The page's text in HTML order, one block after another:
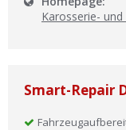
Karosserie-
Smart-Repair